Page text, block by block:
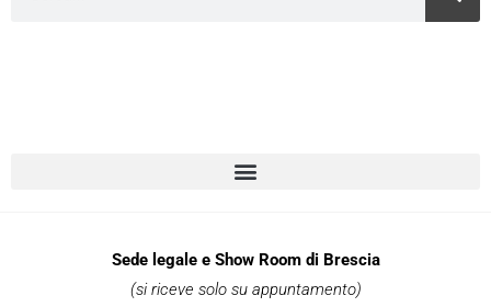
Sede legale e Show Room di Brescia
(si riceve solo su appuntamento)